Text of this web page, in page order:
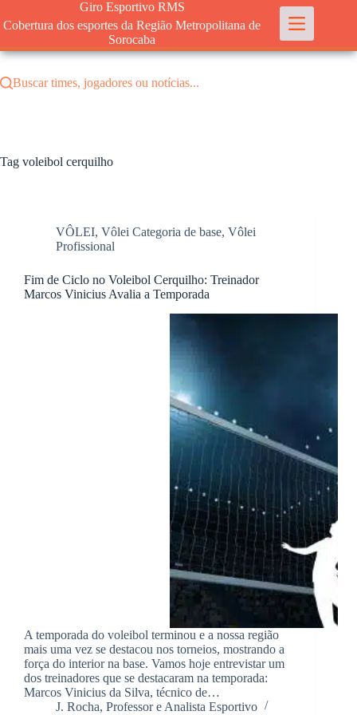
para
conteúdo
Giro Esportivo RMS
Cobertura dos esportes da Região Metropolitana de
Sorocaba
Buscar times, jogadores ou notícias...
Tag voleibol cerquilho
VÔLEI, Vôlei Categoria de base, Vôlei
Profissional
Fim de Ciclo no Voleibol Cerquilho: Treinador
Marcos Vinicius Avalia a Temporada
A temporada do voleibol terminou e a nossa região
mais uma vez se destacou nos torneios, mostrando a
força do interior na base. Vamos hoje entrevistar um
dos treinadores que se destacaram na temporada:
Marcos Vinicius da Silva, técnico de…
J. Rocha, Professor e Analista Esportivo